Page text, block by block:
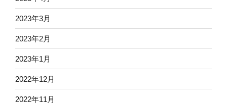
2023年3月
2023年2月
2023年1月
2022年12月
2022年11月